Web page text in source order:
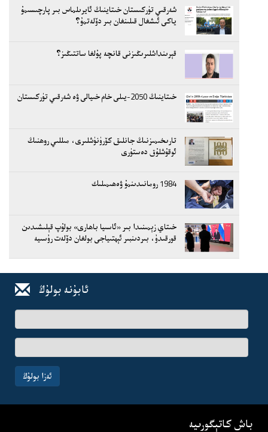
شەرقىي تۈركىستان خىتاينىڭ ئايرىلماس بىر پارچىسىمۇ
ياكى ئىشغال قىلىنغان بىر دۆلەتمۇ؟
قېرىنداشلىرىڭىزنى قانچە پۇلغا ساتتىڭىز؟
خىتاينىڭ 2050-يىلى خام خىيالى ۋە شەرقىي تۈركىستان
تارىخىمىزنىڭ جانلىق كۆرۈنۈشلىرى، مىللىي روھنىڭ
ئوقۇشلۇق دەستۈرى
1984 رومانىدىنمۇ ۋەھىمىلىك
خىتاي زېمىنىدا بىر «ئاسىيا باھارى» بولۇپ قېلىشىدىن
قورقىدۇ، بىردىنبىر ئېھتىياجى بولغان دۆلەت رۇسىيە
ئابۇنە بولۇڭ
ئىسىم-
فامىلىڭىز
ئېلخەت
ئادرىسىڭىز
ئەزا بولۇڭ
باش كاتېگورىيە